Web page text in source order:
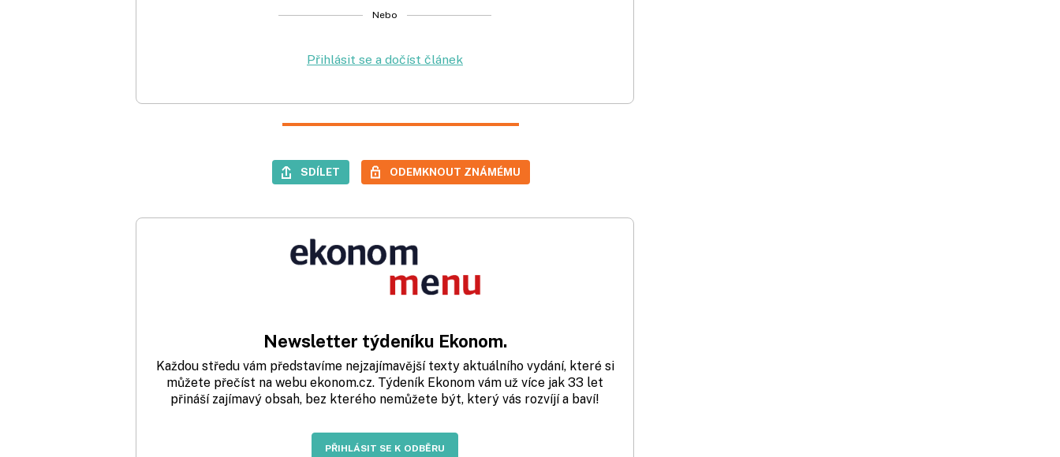
Nebo
Přihlásit se a dočíst článek
SDÍLET ODEMKNOUT ZNÁMÉMU
Newsletter týdeníku Ekonom.
Každou středu vám představíme nejzajímavější texty aktuálního vydání, které si
můžete přečíst na webu ekonom.cz. Týdeník Ekonom vám už více jak 33 let
přináší zajímavý obsah, bez kterého nemůžete být, který vás rozvíjí a baví!
PŘIHLÁSIT SE K ODBĚRU